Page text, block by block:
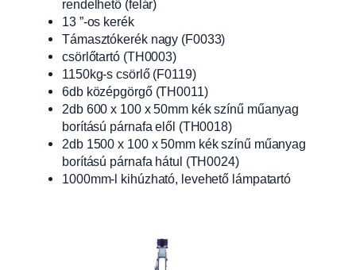
rendelhető (felár)
13 ”-os kerék
Támasztókerék nagy (F0033)
csörlőtartó (TH0003)
1150kg-s csörlő (F0119)
6db középgörgő (TH0011)
2db 600 x 100 x 50mm kék színű műanyag
borítású párnafa elől (TH0018)
2db 1500 x 100 x 50mm kék színű műanyag
borítású párnafa hátul (TH0024)
1000mm-l kihúzható, levehető lámpatartó